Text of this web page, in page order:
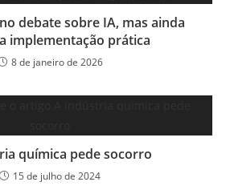
debate sobre IA, mas ainda
implementação prática
8 de janeiro de 2026
química pede socorro
15 de julho de 2024